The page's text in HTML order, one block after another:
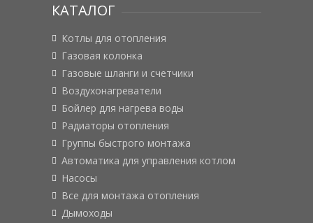
КАТАЛОГ
Котлы для отопления
Газовая колонка
Газовые шланги и счетчики
Воздухонагреватели
Бойлер для нагрева воды
Радиаторы отопления
Группы быстрого монтажа
Автоматика для управления котлом
Насосы
Все для монтажа отопления
Дымоходы